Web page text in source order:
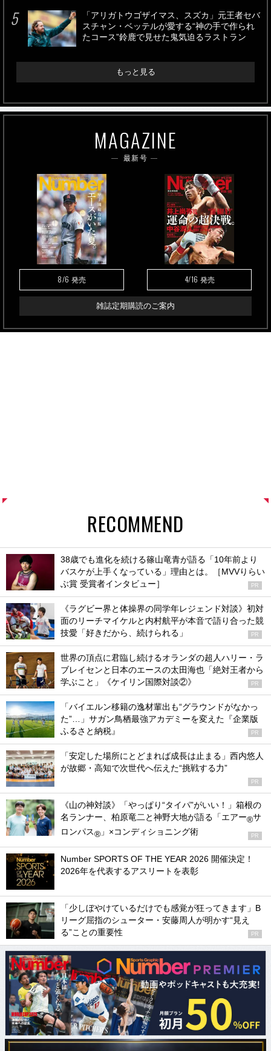
「アリガトウゴザイマス、スズカ」元王者セバ
スチャン・ベッテルが愛する“神の手で作られ
たコース”鈴鹿で見せた鬼気迫るラストラン
もっと見る
MAGAZINE
最新号
8/6 発売 4/16 発売
雑誌定期購読のご案内
RECOMMEND
38歳でも進化を続ける篠山竜青が語る「10年前より
バスケが上手くなっている」理由とは。［MVVりらい
ぶ賞 受賞者インタビュー］
PR
《ラグビー界と体操界の同学年レジェンド対談》初対
面のリーチマイケルと内村航平が本音で語り合った競
技愛「好きだから、続けられる」
PR
世界の頂点に君臨し続けるオランダの超人ハリー・ラ
ブレイセンと日本のエースの太田海也「絶対王者から
学ぶこと」《ケイリン国際対談②》
PR
「バイエルン移籍の逸材輩出も“グラウンドがなかっ
た”…」サガン鳥栖最強アカデミーを変えた『企業版
ふるさと納税』
PR
「安定した場所にとどまれば成長は止まる」西内悠人
が故郷・高知で次世代へ伝えた“挑戦する力”
PR
《山の神対談》「やっぱり“タイパ”がいい！」箱根の
名ランナー、柏原竜二と神野大地が語る「エアー®サ
ロンパス® 」×コンディショニング術 PR
Number SPORTS OF THE YEAR 2026 開催決定！
2026年を代表するアスリートを表彰
「少しぼやけているだけでも感覚が狂ってきます」B
リーグ屈指のシューター・安藤周人が明かす“見え
る”ことの重要性
PR